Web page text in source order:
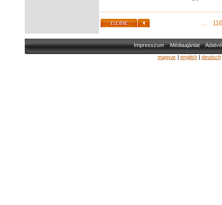
... 116
Impresszum Médiaajánlat
magyar| english| deutsch